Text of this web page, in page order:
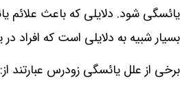
یائسگی شود. دلایلی که باعث
بسیار شبیه به دلایلی است که افراد
برخی از علل یائسگی زودرس عبارتند از: